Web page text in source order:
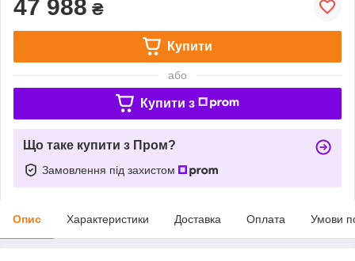
47 988 ₴
Купити
або
Купити з
Що таке купити з Пром?
Замовлення під захистом
Опис Характеристики Доставка Оплата Умови